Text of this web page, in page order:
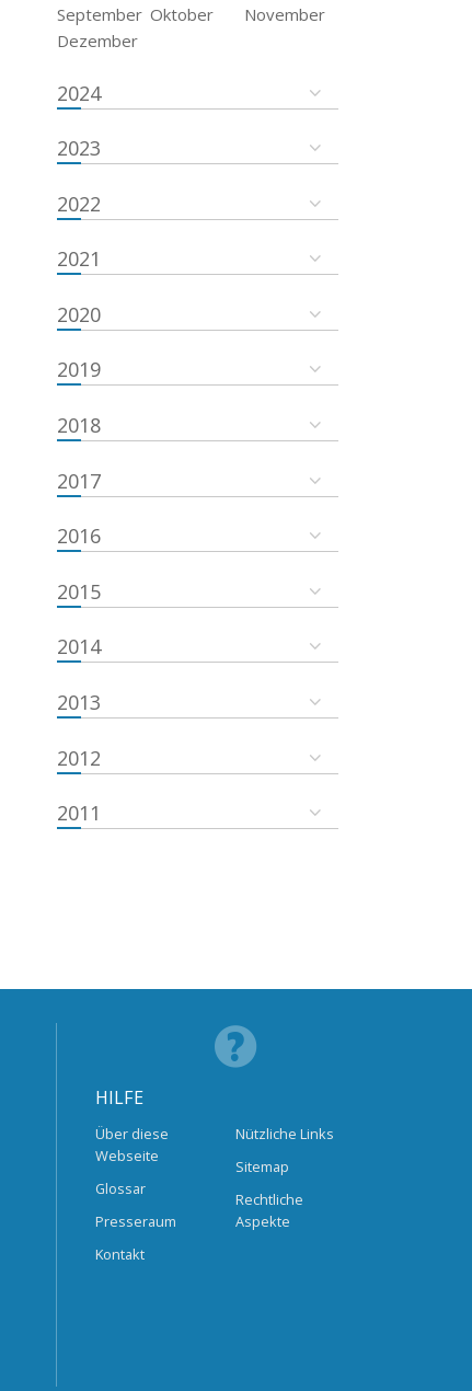
September Oktober
November
Dezember
2024
2023
2022
2021
2020
2019
2018
2017
2016
2015
2014
2013
2012
2011
HILFE
Über diese
Webseite
Glossar
Presseraum
Kontakt
Nützliche Links
Sitemap
Rechtliche
Aspekte